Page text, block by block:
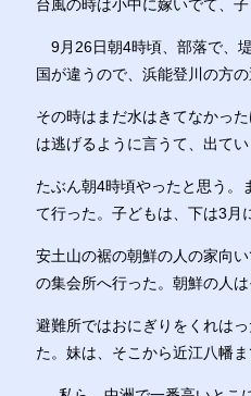
台風の時は小中に嫁いでて、
9月26日朝4時頃、部落で、
国が違うので、浜能登川の方
その時はまだ水はきてなかっ
は逃げるように言うて、出て
たぶん朝4時頃やったと思う。
て行った。 子どもは、下は3月
安土山の裾の朝鮮の人の家向
の集会所へ行った。朝鮮の人
避難所ではおにぎりをくれは
た。妹は、そこから近江八幡